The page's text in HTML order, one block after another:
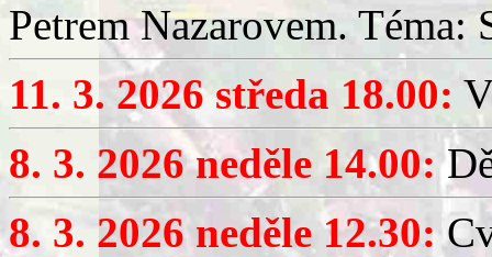
Petrem Nazarovem. Téma:
11. 3. 2026 středa 18.00:
8. 3. 2026 neděle 14.00:
8. 3. 2026 neděle 12.30: